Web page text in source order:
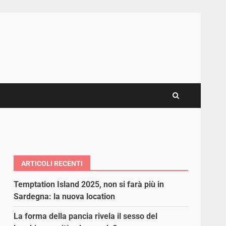
ARTICOLI RECENTI
Temptation Island 2025, non si farà più in
Sardegna: la nuova location
La forma della pancia rivela il sesso del